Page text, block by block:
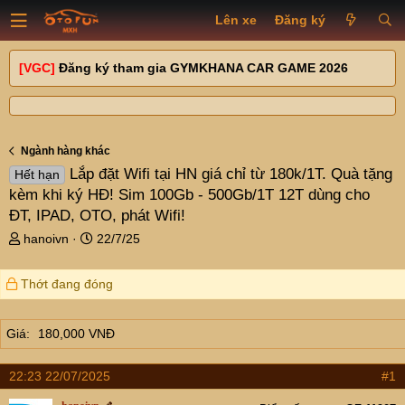
Lên xe Đăng ký
[VGC] Đăng ký tham gia GYMKHANA CAR GAME 2026
Ngành hàng khác
Hết hạn
Lắp đặt Wifi tại HN giá chỉ từ 180k/1T. Quà tặng
kèm khi ký HĐ! Sim 100Gb - 500Gb/1T 12T dùng cho
ĐT, IPAD, OTO, phát Wifi!
T
r
e
d
s
a
r
hanoivn
N
à
y
ử
i
22/7/25
Thớt đang đóng
Giá 180,000 VNĐ
22:23 22/07/2025 #1